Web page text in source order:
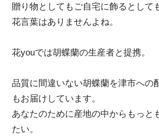
贈り物としてもご自宅に飾るとして
花言葉はありませんよね。
花youでは胡蝶蘭の生産者と提携。
品質に間違いない胡蝶蘭を津市への
もお届けしています。
あなたのために産地の中からもっと
たい。